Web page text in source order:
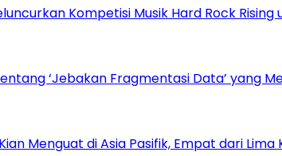
Kompetisi Musik Hard Rock Rising
‘Jebakan Fragmentasi Data’ yang
Menguat di Asia Pasifik, Empat dari